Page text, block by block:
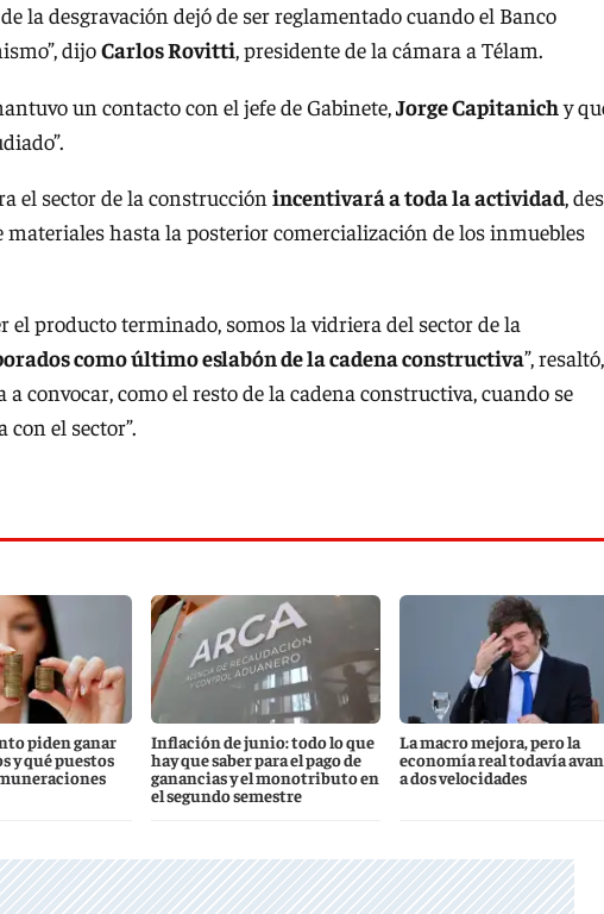
la desgravación dejó de ser reglamentado cuando el Banco
dijoCarlos Rovitti, presidente de la cámara a Télam.
un contacto con el jefe de Gabinete,Jorge Capitanichy
el sector de la construcción incentivará a toda la actividad,
materiales hasta la posterior comercialización de los inmuebles
el producto terminado, somos la vidriera del sector de la
como último eslabón de la cadena constructiva”,
convocar, como el resto de la cadena constructiva, cuando se
el sector”.
piden ganar
y qué puestos
Inflación de junio: todo lo que
hay que saber para el pago de
ganancias y el monotributo en
el segundo semestre
La macro mejora, pero la
economía real todavía
a dos velocidades